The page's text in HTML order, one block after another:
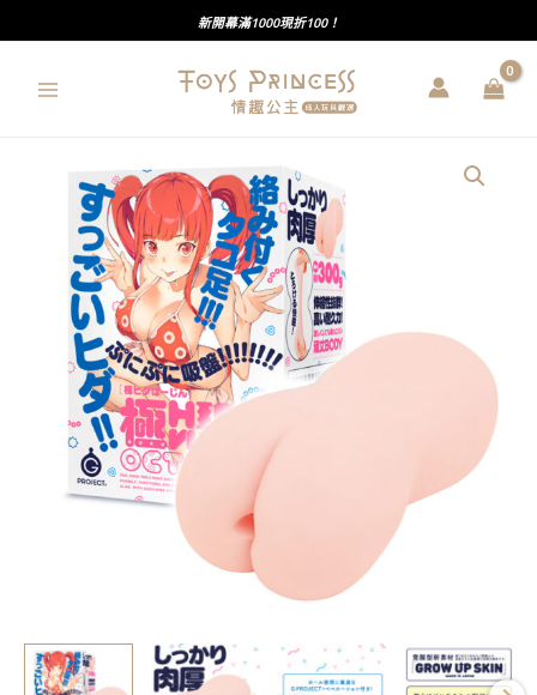
至
新開幕滿1000現折100！
PROJECT
OCTOPUS
飛